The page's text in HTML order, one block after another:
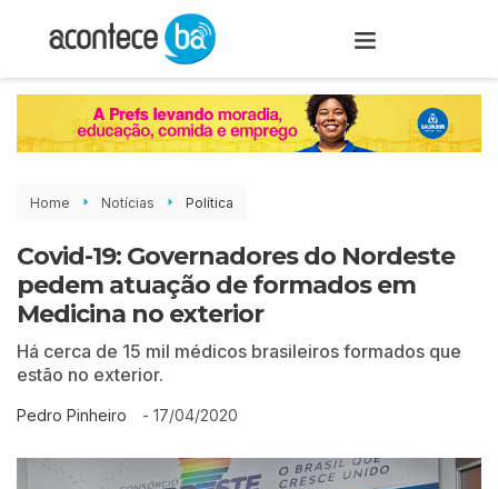
Home Notícias Política
Covid-19: Governadores do Nordeste
pedem atuação de formados em
Medicina no exterior
Há cerca de 15 mil médicos brasileiros formados que
estão no exterior.
Pedro Pinheiro - 17/04/2020